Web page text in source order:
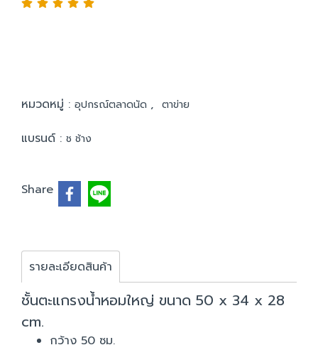
หมวดหมู่ : อุปกรณ์ตลาดนัด , ตาข่าย
แบรนด์ : ช ช้าง
Share
รายละเอียดสินค้า
ชั้นตะแกรงน้ำหอมใหญ่ ขนาด 50 x 34 x 28
cm.
กว้าง 50 ซม.